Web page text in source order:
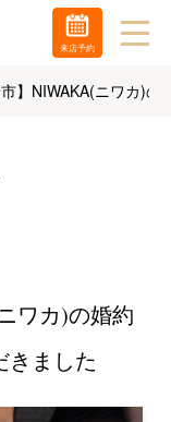
市】NIWAKA(ニワカ)
ワカ)の婚約
きました
来店予約